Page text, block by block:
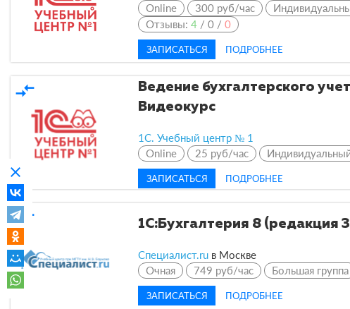
clear
Online
300 руб/час
Отзывы: 4 / 0 / 0
ЗАПИСАТЬСЯ ПОДРОБНЕЕ
compare_arrows
Ведение бухгалтерского
Видеокурс
1С. Учебный центр № 1
Online
25 руб/час
ЗАПИСАТЬСЯ ПОДРОБНЕЕ
compare_arrows 1C:Бухгалтерия 8 (редакция
Специалист.ru в Москве
Очная
749 руб/час Большая группа
ЗАПИСАТЬСЯ ПОДРОБНЕЕ